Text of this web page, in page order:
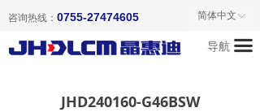
끀
首页
关于我们
ꀅ
简体中文
咨询热线： 0755-27474605
导航
JHD240160-G46BSW